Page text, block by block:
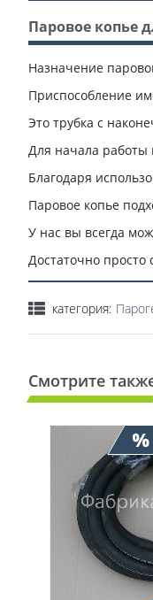
Паровое копье
Назначение
Приспособление
Это трубка с
Для начала работы
Благодаря
Паровое копье
У нас вы всегда
Достаточно
категория:
Смотрите